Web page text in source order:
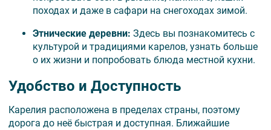
походах и даже в сафари на снегоходах зимой.
Этнические деревни: Здесь вы познакомитесь с
культурой и традициями карелов, узнать больше
о их жизни и попробовать блюда местной кухни.
Удобство и Доступность
Карелия расположена в пределах страны, поэтому
дорога до неё быстрая и доступная. Ближайшие